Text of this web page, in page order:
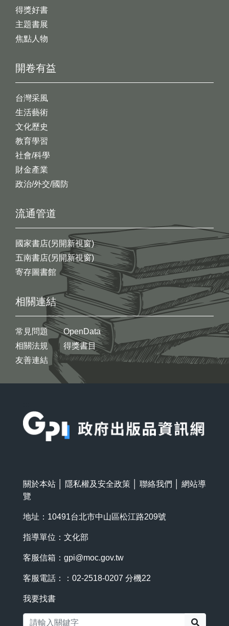
開卷有益
台灣采風
生活藝術
文化歷史
教育學習
社會/科學
財金產業
政治/外交/國防
得獎好書
主題書展
焦點人物
流通管道
國家書店(另開新視窗)
五南書店(另開新視窗)
寄存圖書館
相關連結
常見問題
相關法規
友善連結
OpenData
得獎書目
關於本站 隱私權及安全政策 聯絡我們
網站導
覽
地址：10491台北市中山區松江路209號
指導單位：文化部
客服信箱： gpi@moc.gov.tw
客服電話：：02-2518-0207 分機22
我要找書